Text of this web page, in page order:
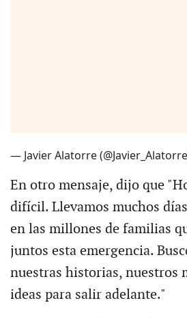
— Javier Alatorre
En otro mensaje, dijo que
difícil. Llevamos muchos
en las millones de familias
juntos esta emergencia.
nuestras historias, nuestros
ideas para salir adelante."